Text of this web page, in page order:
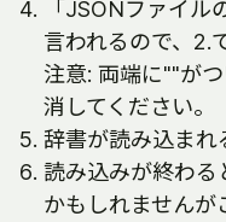
「JSONファイル
言われるので、2.
注意: 両端に""が
消してください。
辞書が読み込まれ
読み込みが終わる
かもしれませんが